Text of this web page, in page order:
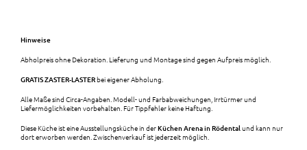
Hinweise
Abholpreis ohne Dekoration. Lieferung und Montage sind gegen Aufpreis möglich.
GRATIS ZASTER-LASTERbei eigener Abholung.
Alle Maße sind Circa-Angaben. Modell- und Farbabweichungen, Irrtürmer und
Liefermöglichkeiten vorbehalten. Für Tippfehler keine Haftung.
Diese Küche ist eine Ausstellungsküche in derKüchen Arena in Rödentalund kann nur
dort erworben werden. Zwischenverkauf ist jederzeit möglich.